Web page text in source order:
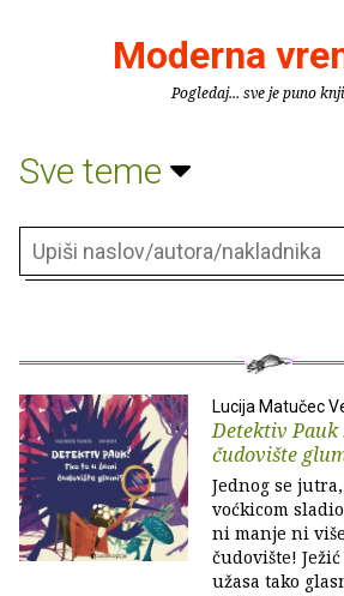
Moderna
Pogledaj... sve je puno
Sve teme
Lucija Matučec
Detektiv Pauk
čudovište
Jednog se
voćkicom
ni manje ni
čudovište!
užasa tako